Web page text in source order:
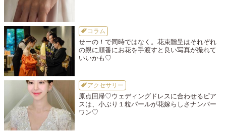
コラム
せーの！で同時ではなく。花束贈呈はそれぞれ
の親に順番にお花を手渡すと良い写真が撮れて
いいかも♡
アクセサリー
原点回帰♡ウェディングドレスに合わせるピア
スは、小ぶり１粒パールが花嫁らしさナンバー
ワン♡